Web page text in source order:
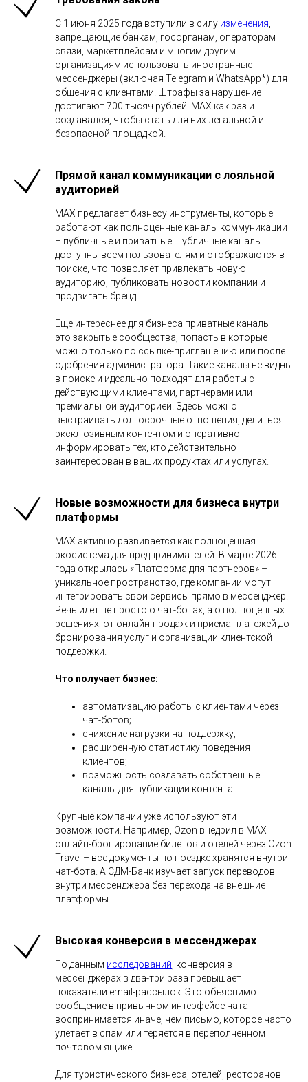
С 1 июня 2025 года вступили в силу изменения
запрещающие банкам, госорганам, операторам
связи, маркетплейсам и многим другим
организациям использовать иностранные
мессенджеры (включая Telegram и WhatsApp*) для
общения с клиентами. Штрафы за нарушение
достигают 700 тысяч рублей. MAX как раз и
создавался, чтобы стать для них легальной и
безопасной площадкой.
Прямой канал коммуникации с лояльной
аудиторией
MAX предлагает бизнесу инструменты, которые
работают как полноценные каналы коммуникации
– публичные и приватные. Публичные каналы
доступны всем пользователям и отображаются в
поиске, что позволяет привлекать новую
аудиторию, публиковать новости компании и
продвигать бренд.
Еще интереснее для бизнеса приватные каналы –
это закрытые сообщества, попасть в которые
можно только по ссылке-приглашению или после
одобрения администратора. Такие каналы не видны
в поиске и идеально подходят для работы с
действующими клиентами, партнерами или
премиальной аудиторией. Здесь можно
выстраивать долгосрочные отношения, делиться
эксклюзивным контентом и оперативно
информировать тех, кто действительно
заинтересован в ваших продуктах или услугах.
Новые возможности для бизнеса внутри
платформы
MAX активно развивается как полноценная
экосистема для предпринимателей. В марте 2026
года открылась «Платформа для партнеров» –
уникальное пространство, где компании могут
интегрировать свои сервисы прямо в мессенджер.
Речь идет не просто о чат-ботах, а о полноценных
решениях: от онлайн-продаж и приема платежей до
бронирования услуг и организации клиентской
поддержки.
Что получает бизнес:
автоматизацию работы с клиентами через
чат-ботов;
снижение нагрузки на поддержку;
расширенную статистику поведения
клиентов;
возможность создавать собственные
каналы для публикации контента.
Крупные компании уже используют эти
возможности. Например, Ozon внедрил в MAX
онлайн-бронирование билетов и отелей через Ozon
Travel – все документы по поездке хранятся внутри
чат-бота. А СДМ-Банк изучает запуск переводов
внутри мессенджера без перехода на внешние
платформы.
Высокая конверсия в мессенджерах
По данным исследований , конверсия в
мессенджерах в два-три раза превышает
показатели email-рассылок. Это объяснимо:
сообщение в привычном интерфейсе чата
воспринимается иначе, чем письмо, которое часто
улетает в спам или теряется в переполненном
почтовом ящике.
Для туристического бизнеса, отелей, ресторанов